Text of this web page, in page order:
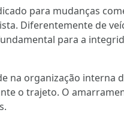
para mudanças
Diferentemente de
para a
na organização interna
o trajeto. O